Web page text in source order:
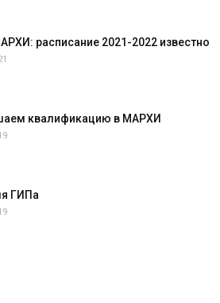
расписание 2021-2022 известно
квалификацию в МАРХИ
ГИПа